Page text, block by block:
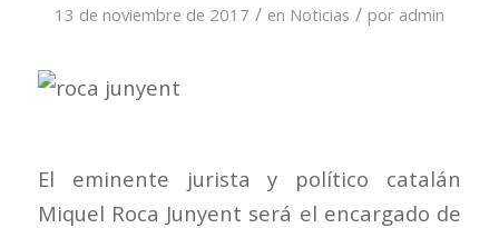
13 de noviembre de 2017 / en Noticias / por admin
El eminente jurista y político catalán
Miquel Roca Junyent será el encargado de